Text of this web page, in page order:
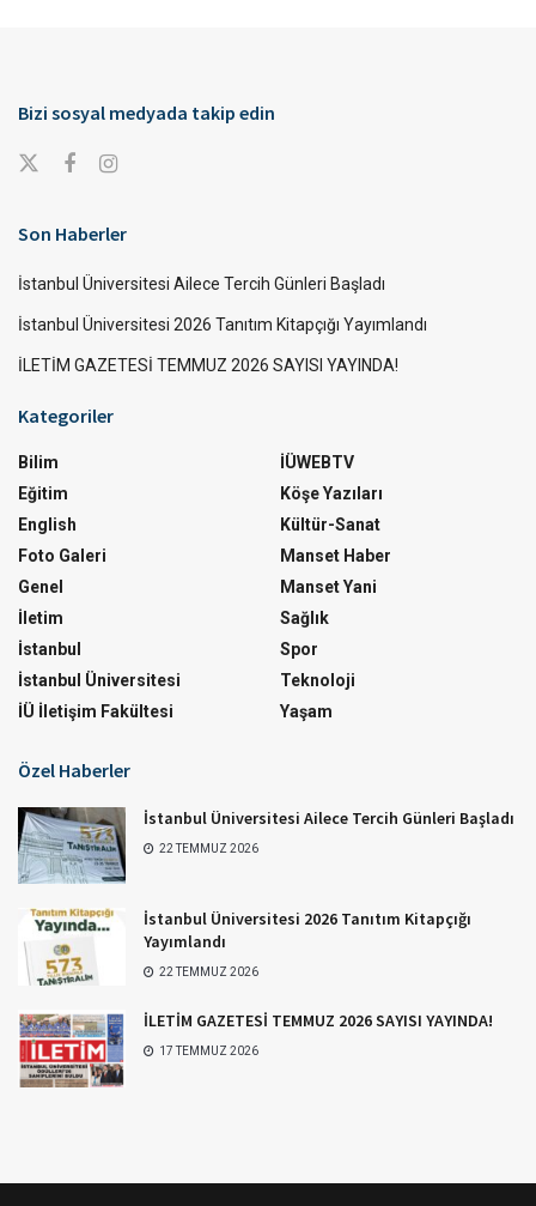
Bizi sosyal medyada takip edin
Son Haberler
İstanbul Üniversitesi Ailece Tercih Günleri Başladı
İstanbul Üniversitesi 2026 Tanıtım Kitapçığı Yayımlandı
İLETİM GAZETESİ TEMMUZ 2026 SAYISI YAYINDA!
Kategoriler
Bilim
Eğitim
English
Foto Galeri
Genel
İletim
İstanbul
İstanbul Üniversitesi
İÜ İletişim Fakültesi
İÜWEBTV
Köşe Yazıları
Kültür-Sanat
Manset Haber
Manset Yani
Sağlık
Spor
Teknoloji
Yaşam
Özel Haberler
İstanbul Üniversitesi Ailece Tercih Günleri Başladı
22 TEMMUZ 2026
İstanbul Üniversitesi 2026 Tanıtım Kitapçığı
Yayımlandı
22 TEMMUZ 2026
İLETİM GAZETESİ TEMMUZ 2026 SAYISI YAYINDA!
17 TEMMUZ 2026